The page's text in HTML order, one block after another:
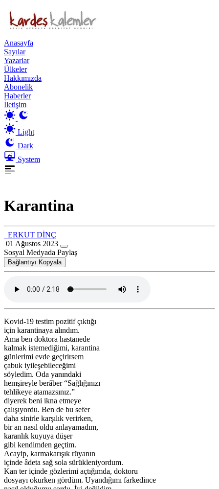
Anasayfa
Sayılar
Yazarlar
Ülkeler
Hakkımızda
Abonelik
Haberler
İletişim
Light
Dark
System
Karantina
ERKUT DİNÇ
01 Ağustos 2023
Sosyal Medyada Paylaş
Bağlantıyı Kopyala
Kovid-19 testim pozitif çıktığı
için karantinaya alındım.
Ama ben doktora hastanede
kalmak istemediğimi, karantina
günlerimi evde geçirirsem
çabuk iyileşebileceğimi
söyledim. Oda yanındaki
hemşireyle berâber “Sağlığınızı
tehlikeye atamazsınız.”
diyerek beni ikna etmeye
çalışıyordu. Ben de bu sefer
daha sinirle karşılık verirken,
bir an nasıl oldu anlayamadım,
karanlık kuyuya düşer
gibi kendimden geçtim.
Acayip, karmakarışık rüyanın
içinde âdeta sağ sola sürükleniyordum.
Kan ter içinde gözlerimi açtığımda, doktoru
dosyayı okurken gördüm. Uyandığımı farkedince